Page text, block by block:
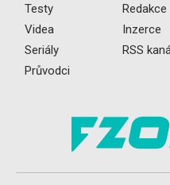
Testy
Videa
Seriály
Průvodci
Inzerce
RSS